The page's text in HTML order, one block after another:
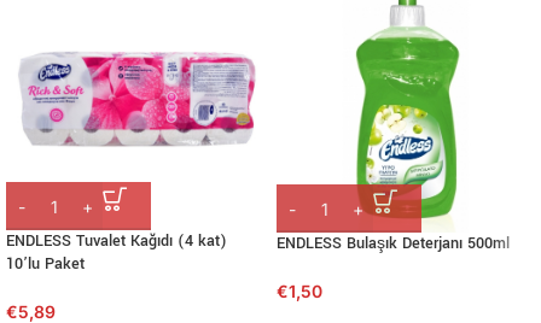
ENDLESS Tuvalet Kağıdı (4 kat)
10’lu Paket
€5,89
ENDLESS Bulaşık Deterjanı 500ml
€1,50